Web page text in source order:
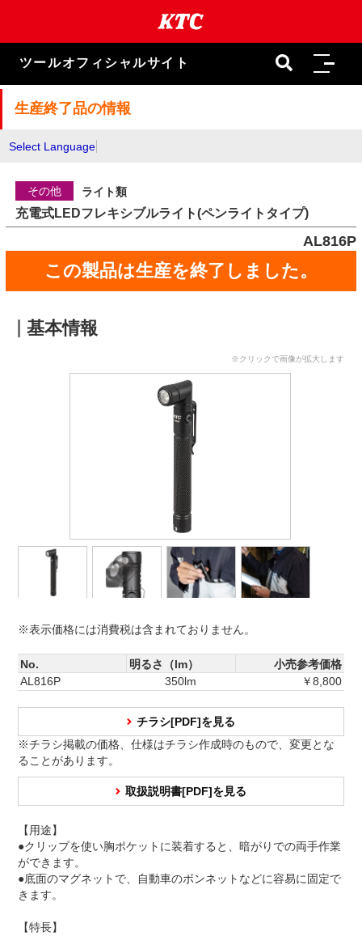
ま
キ
ツールオフィシャルサイト
生産終了品の情報
Select Language
その他 ライト類
充電式LEDフレキシブルライト(ペンライトタイプ)
AL816P
この製品は生産を終了しました。
基本情報
※クリックで画像が拡大します
※表示価格には消費税は含まれておりません。
No. 明るさ（lm）
小売参考価格
AL816P
350lm ￥8,800
チラシ[PDF]を見る
※チラシ掲載の価格、仕様はチラシ作成時のもので、変更とな
ることがあります。
取扱説明書[PDF]を見る
【用途】
●クリップを使い胸ポケットに装着すると、暗がりでの両手作業
ができます。
●底面のマグネットで、自動車のボンネットなどに容易に固定で
きます。
【特長】